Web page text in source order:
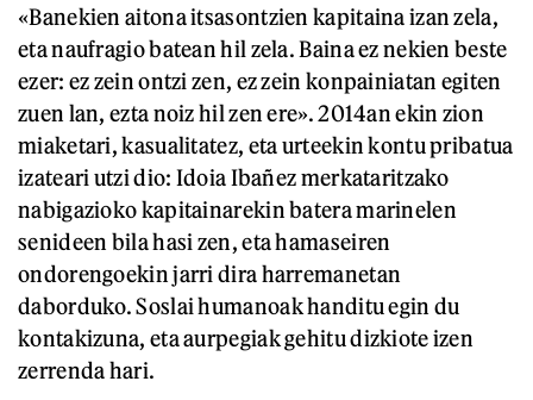
«Banekien aitona itsasontzien kapitaina izan zela,
eta naufragio batean hil zela. Baina ez nekien beste
ezer: ez zein ontzi zen, ez zein konpainiatan egiten
zuen lan, ezta noiz hil zen ere». 2014an ekin zion
miaketari, kasualitatez, eta urteekin kontu pribatua
izateari utzi dio: Idoia Ibañez merkataritzako
nabigazioko kapitainarekin batera marinelen
senideen bila hasi zen, eta hamaseiren
ondorengoekin jarri dira harremanetan
daborduko. Soslai humanoak handitu egin du
kontakizuna, eta aurpegiak gehitu dizkiote izen
zerrenda hari.